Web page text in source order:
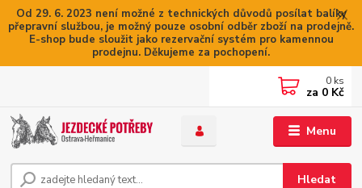
Od 29. 6. 2023 není možné z technických důvodů posílat balíky
přepravní službou, je možný pouze osobní odběr zboží na prodejně.
E-shop bude sloužit jako rezervační systém pro kamennou
prodejnu. Děkujeme za pochopení.
Menu
Hledat
0 ks
za 0 Kč